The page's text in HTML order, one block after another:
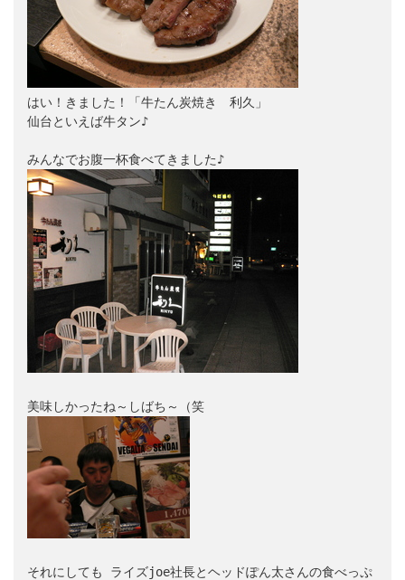
はい！きました！「牛たん炭焼き　利久」
仙台といえば牛タン♪
それにしても ライズjoe社長とヘッドぽん太さんの食べっぷ